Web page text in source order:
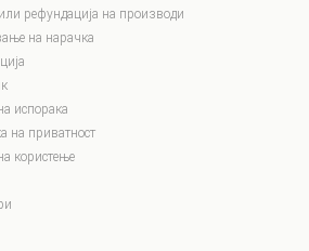
рефундација на производи
на нарачка
испорака
на приватност
користење